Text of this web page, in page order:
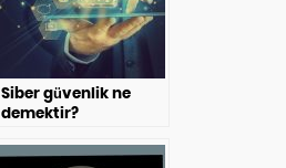
Siber güvenlik ne
demektir?